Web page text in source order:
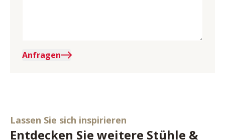
Anfragen
Lassen Sie sich inspirieren
Entdecken Sie weitere Stühle &